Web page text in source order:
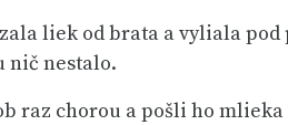
liek od brata a vyliala
nič nestalo.
raz chorou a pošli ho